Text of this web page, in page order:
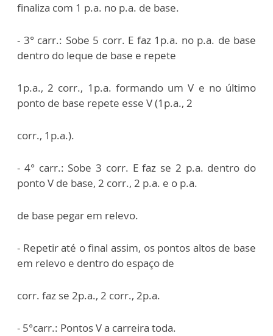
finaliza com 1 p.a. no p.a. de base.
- 3° carr.: Sobe 5 corr. E faz 1p.a. no p.a. de base
dentro do leque de base e repete
1p.a., 2 corr., 1p.a. formando um V e no último
ponto de base repete esse V (1p.a., 2
corr., 1p.a.).
- 4° carr.: Sobe 3 corr. E faz se 2 p.a. dentro do
ponto V de base, 2 corr., 2 p.a. e o p.a.
de base pegar em relevo.
- Repetir até o final assim, os pontos altos de base
em relevo e dentro do espaço de
corr. faz se 2p.a., 2 corr., 2p.a.
- 5°carr.: Pontos V a carreira toda.